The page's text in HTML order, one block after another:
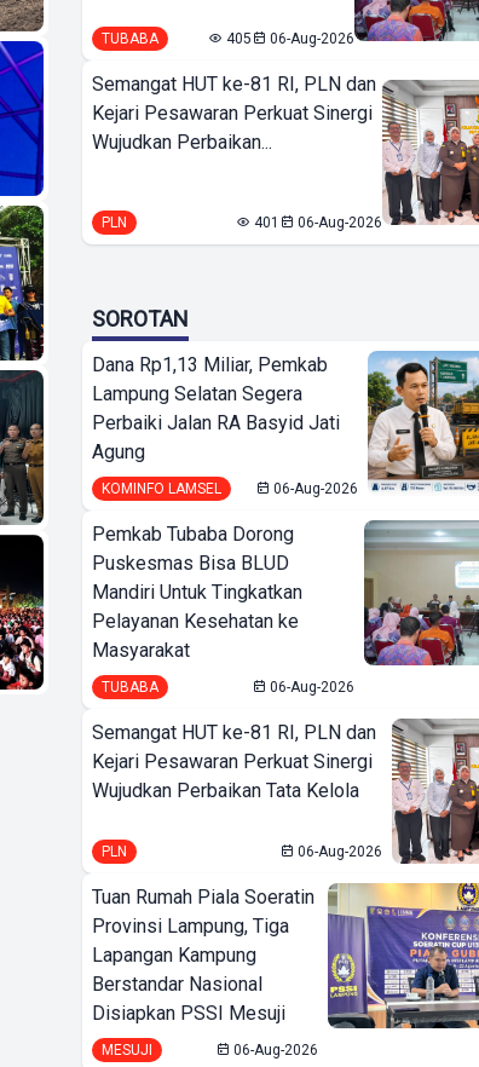
TUBABA 405 06-Aug-2026
Semangat HUT ke-81 RI, PLN dan
Kejari Pesawaran Perkuat Sinergi
Wujudkan Perbaikan...
PLN 401 06-Aug-2026
SOROTAN
Dana Rp1,13 Miliar, Pemkab
Lampung Selatan Segera
Perbaiki Jalan RA Basyid Jati
Agung
KOMINFO LAMSEL 06-Aug-2026
Pemkab Tubaba Dorong
Puskesmas Bisa BLUD
Mandiri Untuk Tingkatkan
Pelayanan Kesehatan ke
Masyarakat
TUBABA 06-Aug-2026
Semangat HUT ke-81 RI, PLN dan
Kejari Pesawaran Perkuat Sinergi
Wujudkan Perbaikan Tata Kelola
PLN 06-Aug-2026
Tuan Rumah Piala Soeratin
Provinsi Lampung, Tiga
Lapangan Kampung
Berstandar Nasional
Disiapkan PSSI Mesuji
MESUJI 06-Aug-2026